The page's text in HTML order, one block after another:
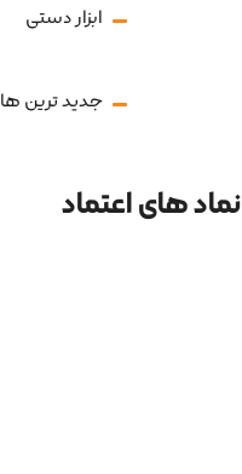
ابزار دستی
جدید ترین ها
نماد های اعتماد